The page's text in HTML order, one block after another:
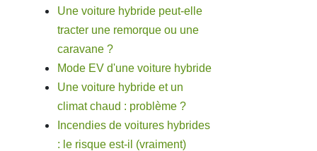
Une voiture hybride peut-elle
tracter une remorque ou une
caravane ?
Mode EV d'une voiture hybride
Une voiture hybride et un
climat chaud : problème ?
Incendies de voitures hybrides
: le risque est-il (vraiment)